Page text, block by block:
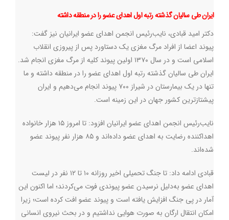
ایران طی سالیان گذشته رتبه اول اهدای عضو را در منطقه داشته
دکتر امید قبادی، نایب‌رئیس انجمن اهدای عضو ایرانیان نیز گفت:
پیوند اعضا از افراد مرگ مغزی یک دستاورد پس از پیروزی انقلاب
اسلامی است و در سال ۱۳۷۰ اولین پیوند کلیه از مرگ مغزی انجام شد.
ایران طی سالیان گذشته رتبه اول اهدای عضو را در منطقه داشته و ما
تنها در یک بیمارستان در شیراز ۷۰۰ پیوند انجام می‌دهیم و ایران
پیشتازترین کشور جهان در این زمینه است.
نایب‌رئیس انجمن اهدای عضو ایرانیان افزود: تا امروز ۱۵ هزار خانواده
اهداکننده رضایت به اهدای عضو داده‌اند و ۸۵ هزار نفر پیوند عضو
شده‌اند.
قبادی ادامه داد: تا جنگ تحمیلی اخیر روزانه ۱۰ تا ۱۲ نفر در لیست
اهدای عضو به‌دلیل نرسیدن عضو پیوندی فوت می‌کردند؛ اما اکنون این
آمار در پی جنگ افزایش یافته است و پیوند عضو افت کرده است؛ زیرا
امکان انتقال ارگان‌ به صورت هوایی نداشتیم و در بحث نیروی انسانی